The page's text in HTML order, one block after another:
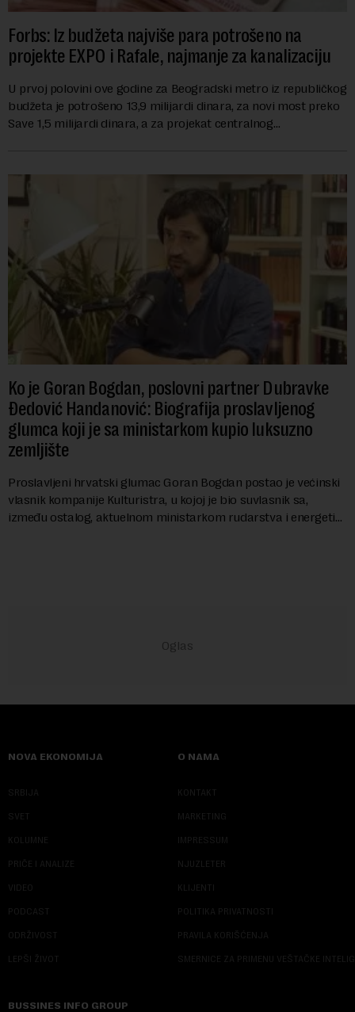
Forbs: Iz budžeta najviše para potrošeno na
projekte EXPO i Rafale, najmanje za kanalizaciju
U prvoj polovini ove godine za Beogradski metro iz republičkog
budžeta je potrošeno 13,9 milijardi dinara, za novi most preko
Save 1,5 milijardi dinara, a za projekat centralnog
Ko je Goran Bogdan, poslovni partner Dubravke
Đedović Handanović: Biografija proslavljenog
glumca koji je sa ministarkom kupio luksuzno
zemljište
Proslavljeni hrvatski glumac Goran Bogdan postao je većinski
vlasnik kompanije Kulturistra, u kojoj je bio suvlasnik sa,
između ostalog, aktuelnom ministarkom rudarstva i energetike
NOVA EKONOMIJA
SRBIJA
SVET
KOLUMNE
PRIČE I ANALIZE
VIDEO
PODCAST
ODRŽIVOST
LEPŠI ŽIVOT
O NAMA
KONTAKT
MARKETING
IMPRESSUM
NJUZLETER
KLIJENTI
POLITIKA PRIVATNOSTI
PRAVILA KORIŠĆENJA
SMERNICE ZA PRIMENU VEŠTAČKE
BUSSINES INFO GROUP